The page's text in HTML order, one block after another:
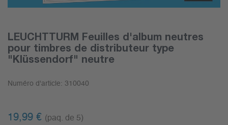
LEUCHTTURM Feuilles d'album neutres
pour timbres de distributeur type
"Klüssendorf" neutre
Numéro d'article: 310040
19,99 € (paq. de 5)